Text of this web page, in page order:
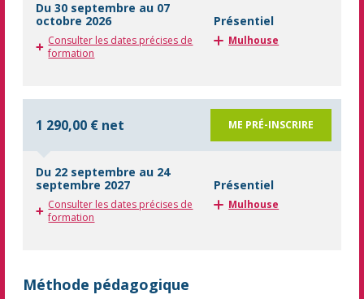
Du 30 septembre au 07
octobre 2026
Consulter les dates précises de
formation
Présentiel
Mulhouse
Du 22 septembre au 24
septembre 2027
Consulter les dates précises de
formation
Présentiel
Mulhouse
1 290,00 € net ME PRÉ-INSCRIRE
Méthode pédagogique